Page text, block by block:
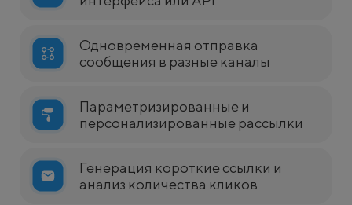
Одновременная отправка
сообщения в разные каналы
Параметризированные и
персонализированные рассылки
Генерация короткие ссылки и
анализ количества кликов